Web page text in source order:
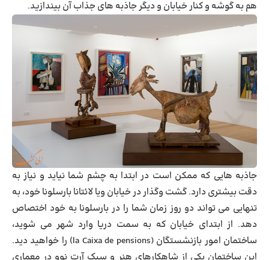
هم به گوشه و کنار خیابان و دیگر جاذبه های جذاب آن بیندازید.
جاذبه هایی که ممکن است در ابتدا به چشم شما نیاید و نیاز به
دقت بیشتری دارد. گشت وگذار در خیابان ویا لائتانا بارسلونا خود، به
تنهایی می تواند دو روز زمان شما را در بارسلونا به خود اختصاص
دهد. از ابتدای خیابان که به سمت دریا وارد شهر می شوید،
ساختمان امور بازنشستگان (la Caixa de pensions) را خواهید دید.